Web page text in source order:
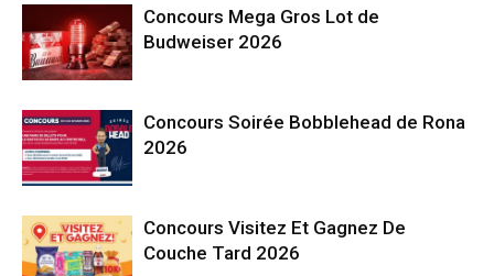
Concours Mega Gros Lot de
Budweiser 2026
Concours Soirée Bobblehead de Rona
2026
Concours Visitez Et Gagnez De
Couche Tard 2026